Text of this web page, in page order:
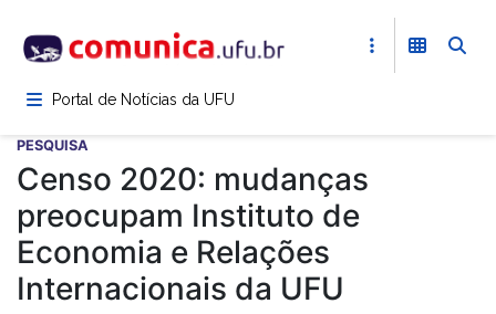
para
conteúdoPortal de Notícias da UFU
PESQUISA
Censo 2020: mudanças
preocupam Instituto de
Economia e Relações
Internacionais da UFU